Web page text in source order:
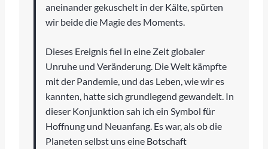
aneinander gekuschelt in der Kälte, spürten
wir beide die Magie des Moments.
Dieses Ereignis fiel in eine Zeit globaler
Unruhe und Veränderung. Die Welt kämpfte
mit der Pandemie, und das Leben, wie wir es
kannten, hatte sich grundlegend gewandelt. In
dieser Konjunktion sah ich ein Symbol für
Hoffnung und Neuanfang. Es war, als ob die
Planeten selbst uns eine Botschaft